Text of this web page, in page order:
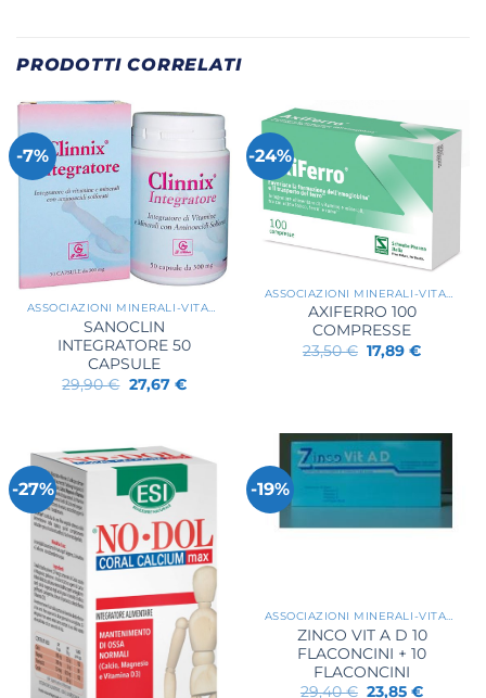
PRODOTTI CORRELATI
-7%
ASSOCIAZIONI MINERALI-VITAMINE
SANOCLIN
INTEGRATORE 50
CAPSULE
29,90€ Il
prezzo
27,67 €Il
-24%
ASSOCIAZIONI MINERALI-VITAMINE
AXIFERRO 100
COMPRESSE
23,50€ Il
prezzo
17,89€Il
-27% -19%
ASSOCIAZIONI MINERALI-VITAMINE
ZINCO VIT A D 10
FLACONCINI + 10
FLACONCINI
29,40€ Il
23,85€Il